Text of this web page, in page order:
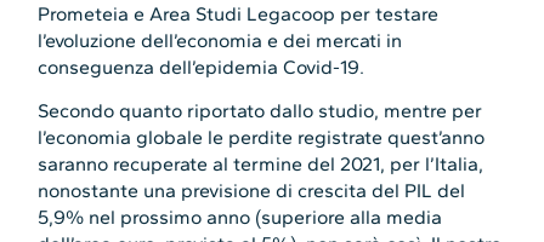
Prometeia e Area Studi Legacoop per testare
l’evoluzione dell’economia e dei mercati in
conseguenza dell’epidemia Covid-19.
Secondo quanto riportato dallo studio, mentre per
l’economia globale le perdite registrate quest’anno
saranno recuperate al termine del 2021, per l’Italia,
nonostante una previsione di crescita del PIL del
5,9% nel prossimo anno (superiore alla media